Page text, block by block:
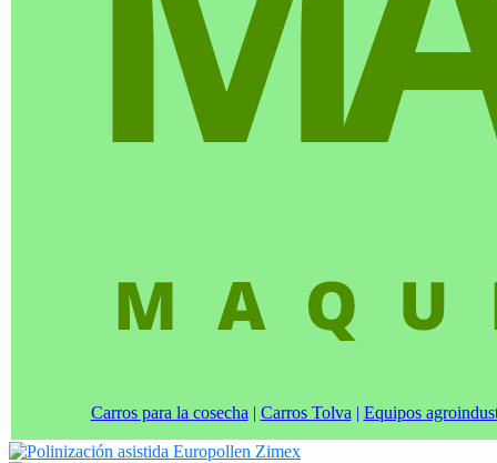
Carros para la cosecha | Carros Tolva | Equipos